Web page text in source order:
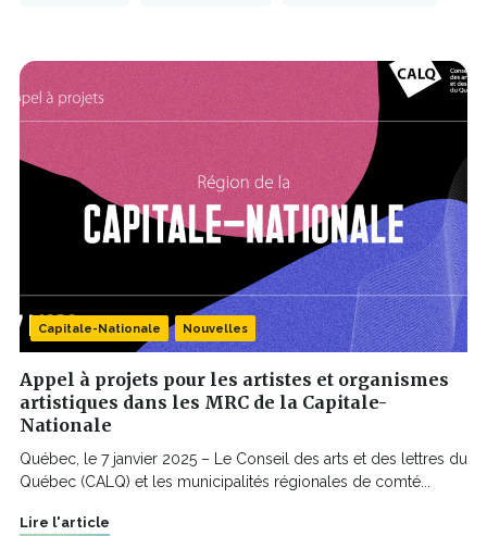
Capitale-Nationale Nouvelles
Appel à projets pour les artistes et organismes
artistiques dans les MRC de la Capitale-
Nationale
Québec, le 7 janvier 2025 – Le Conseil des arts et des lettres du
Québec (CALQ) et les municipalités régionales de comté...
Lire l'article